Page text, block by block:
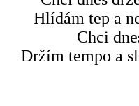
Hlídám tep a
Chci
Držím tempo a